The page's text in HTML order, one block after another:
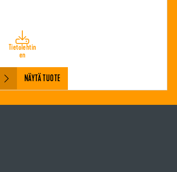
Tietolehtin
en
NÄYTÄ TUOTE